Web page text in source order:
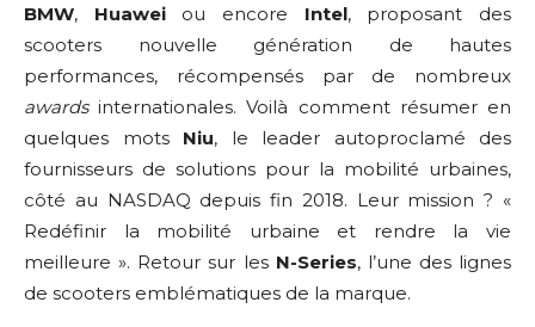
BMW, Huaweiou encore Intel, proposant des
scooters nouvelle génération de hautes
performances, récompensés par de nombreux
awardsinternationales. Voilà comment résumer en
quelques mots Niu, le leader autoproclamé des
fournisseurs de solutions pour la mobilité urbaines,
côté au NASDAQ depuis fin 2018. Leur mission ? «
Redéfinir la mobilité urbaine et rendre la vie
meilleure ». Retour sur les N-Series, l’une des lignes
de scooters emblématiques de la marque.